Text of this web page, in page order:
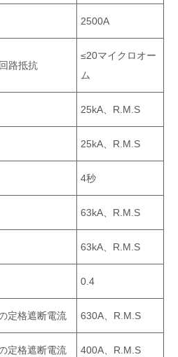
2500A
路抵抗
≤20マイクロオー
ム
25kA、r.m.s
25kA、r.m.s
4秒
63kA、r.m.s
63kA、r.m.s
0.4
定格遮断電流 630A、r.m.s
定格遮断電流 400A、r.m.s